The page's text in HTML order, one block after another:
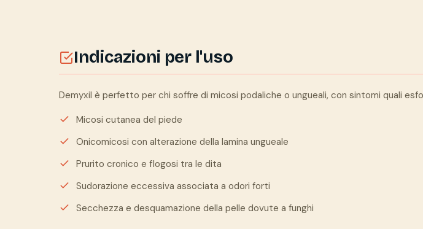
Indicazioni per l'uso
Demyxil è perfetto per chi soffre di micosi podaliche o ungueali, con sintomi quali
Micosi cutanea del piede
Onicomicosi con alterazione della lamina ungueale
Prurito cronico e flogosi tra le dita
Sudorazione eccessiva associata a odori forti
Secchezza e desquamazione della pelle dovute a funghi